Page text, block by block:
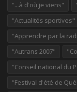
"...à d'où je viens"
"Actualités sportives"
"Apprendre par la
"Autrans 2007"
"Conseil national du
"Festival d'été de